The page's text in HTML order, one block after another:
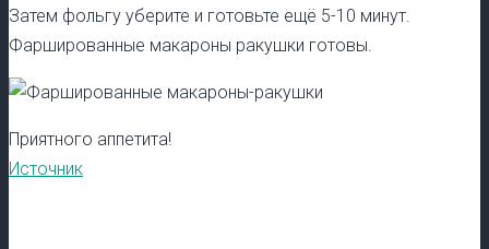
Затем фольгу уберите и готовьте ещё 5-10 минут.
Фаршированные макароны ракушки готовы.
Приятного аппетита!
Источник